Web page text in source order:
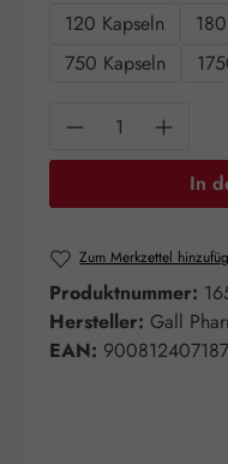
120 Kapseln
750 Kapseln
Produkt
In
Zum Merkzettel
Produktnummer:
Hersteller: Gall
EAN: